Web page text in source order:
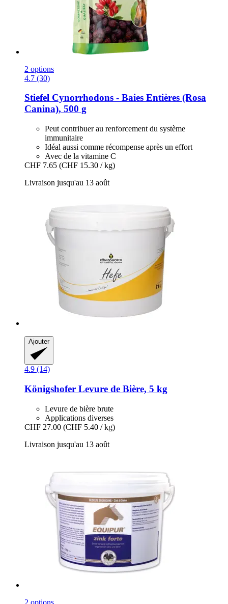
2 options
4.7 (30)
Stiefel Cynorrhodons -​ Baies Entières (Rosa
Canina), 500 g
Peut contribuer au renforcement du système
immunitaire
Idéal aussi comme récompense après un effort
Avec de la vitamine C
CHF 7.65 (CHF 15.30 / kg)
Livraison jusqu'au 13 août
Ajouter
4.9 (14)
Königshofer Levure de Bière, 5 kg
Levure de bière brute
Applications diverses
CHF 27.00 (CHF 5.40 / kg)
Livraison jusqu'au 13 août
2 options